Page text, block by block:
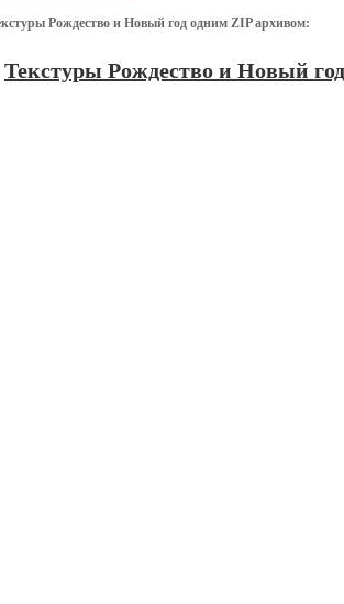
Рождество и Новый год одним ZIP архивом:
Текстуры Рождество и Новый